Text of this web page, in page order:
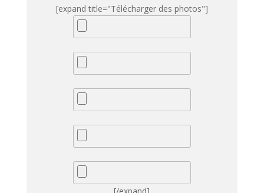
[expand title="Télécharger des photos"]